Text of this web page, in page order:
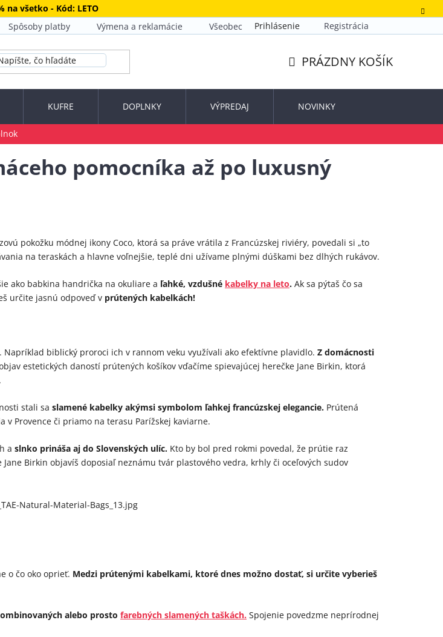
na všetko - Kód: LETO
Spôsoby platby Výmena a reklamácie Všeobecné obchodné podmienky
Prihlásenie Registrácia
KOŠÍK
PRÁZDNY KOŠÍK
KUFRE DOPLNKY VÝPREDAJ NOVINKY
pomocníka až po luxusný
pokožku módnej ikony Coco, ktorá sa práve vrátila z Francúzskej riviéry, povedali si „to
na teraskách a hlavne voľnejšie, teplé dni užívame plnými dúškami bez dlhých rukávov.
ako babkina handrička na okuliare a ľahké, vzdušné kabelky na leto. Ak sa pýtaš čo sa
určite jasnú odpoveď v prútených kabelkách!
biblický proroci ich v rannom veku využívali ako efektívne plavidlo. Z domácnosti
estetických daností prútených košíkov vďačíme spievajúcej herečke Jane Birkin, ktorá
stali sa slamené kabelky akýmsi symbolom ľahkej francúzskej elegancie. Prútená
Provence či priamo na terasu Parížskej kaviarne.
a slnko prináša aj do Slovenských ulíc. Kto by bol pred rokmi povedal, že prútie raz
Birkin objavíš doposiaľ neznámu tvár plastového vedra, krhly či oceľových sudov
o čo oko oprieť. Medzi prútenými kabelkami, ktoré dnes možno dostať, si určite vyberieš
alebo prosto farebných slamených taškách. Spojenie povedzme neprírodnej